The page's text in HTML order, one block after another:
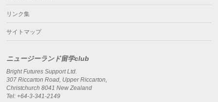
リンク集
サイトマップ
ニュージーランド留学club
Bright Futures Support Ltd.
307 Riccarton Road, Upper Riccarton,
Christchurch 8041 New Zealand
Tel: +64-3-341-2149